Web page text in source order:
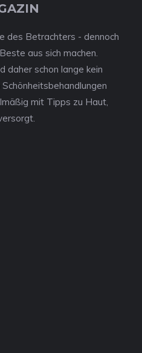
des Betrachters - dennoch
aus sich machen.
daher schon lange kein
mit Tipps zu Haut,